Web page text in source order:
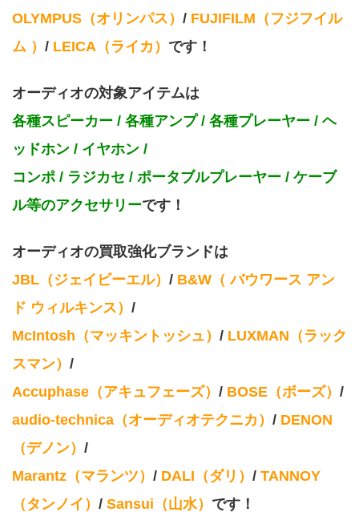
OLYMPUS（オリンパス） / FUJIFILM（フジフイル
ム ） / LEICA（ライカ） です！
オーディオの対象アイテムは
各種スピーカー / 各種アンプ / 各種プレーヤー / ヘ
ッドホン / イヤホン /
コンポ / ラジカセ / ポータブルプレーヤー / ケーブ
ル等のアクセサリーです！
オーディオの買取強化ブランドは
JBL（ジェイビーエル） / B&W（ バウワース アン
ド ウィルキンス） /
McIntosh（マッキントッシュ） / LUXMAN（ラック
スマン） /
Accuphase（アキュフェーズ） / BOSE（ボーズ） /
audio-technica（オーディオテクニカ） / DENON
（デノン） /
Marantz（マランツ） / DALI（ダリ） / TANNOY
（タンノイ） / Sansui（山水） です！